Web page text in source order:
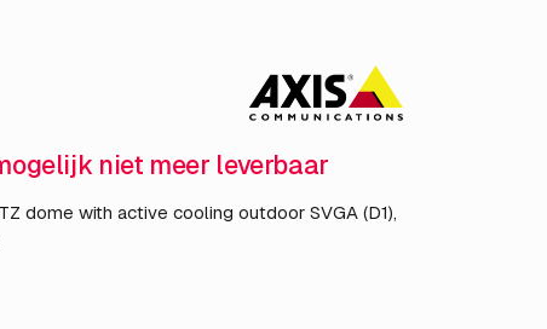
niet meer leverbaar
dome with active cooling outdoor SVGA (D1),